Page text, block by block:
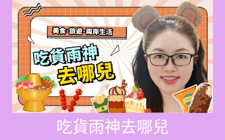
Skip
content
吃貨雨神去哪兒